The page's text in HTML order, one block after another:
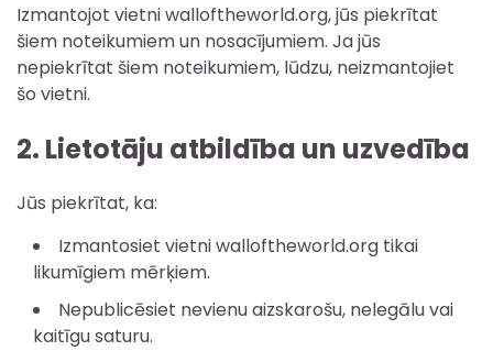
Izmantojot vietni walloftheworld.org, jūs piekrītat
šiem noteikumiem un nosacījumiem. Ja jūs
nepiekrītat šiem noteikumiem, lūdzu, neizmantojiet
šo vietni.
2. Lietotāju atbildība un uzvedība
Jūs piekrītat, ka:
Izmantosiet vietni walloftheworld.org tikai
likumīgiem mērķiem.
Nepublicēsiet nevienu aizskarošu, nelegālu vai
kaitīgu saturu.